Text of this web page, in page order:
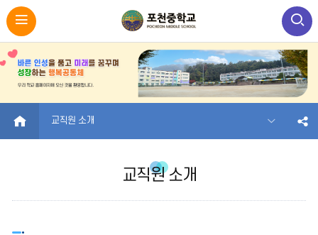
HOME 교직원 소개
교직원 소개